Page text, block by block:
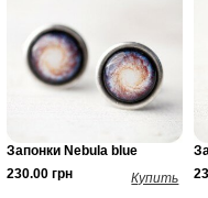
Запонки Nebula blue
230.00 грн
Купить